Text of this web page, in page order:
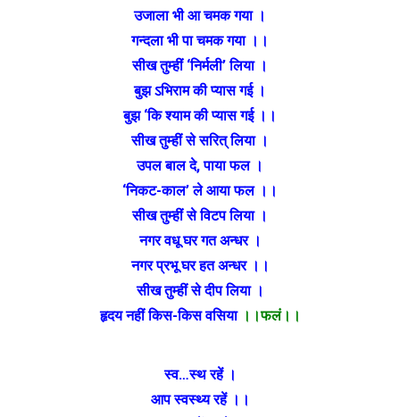
उजाला भी आ चमक गया ।
गन्दला भी पा चमक गया ।।
सीख तुम्हीं ‘निर्मली’ लिया ।
बुझ ऽभिराम की प्यास गई ।
बुझ ‘कि श्याम की प्यास गई ।।
सीख तुम्हीं से सरित् लिया ।
उपल बाल दे, पाया फल ।
‘निकट-काल’ ले आया फल ।।
सीख तुम्हीं से विटप लिया ।
नगर वधू घर गत अन्धर ।
नगर प्रभू घर हत अन्धर ।।
सीख तुम्हीं से दीप लिया ।
हृदय नहीं किस-किस वसिया ।।फलं।।
स्व…स्थ रहें ।
आप स्वस्थ्य रहें ।।